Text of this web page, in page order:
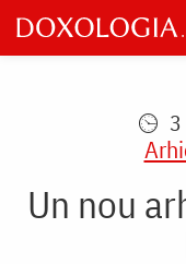
Skip
to
main
Un nou